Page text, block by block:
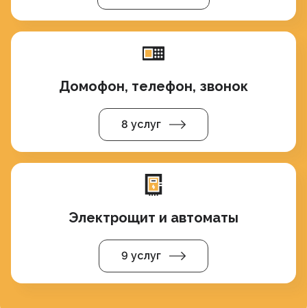
Домофон, телефон, звонок
8 услуг
Электрощит и автоматы
9 услуг